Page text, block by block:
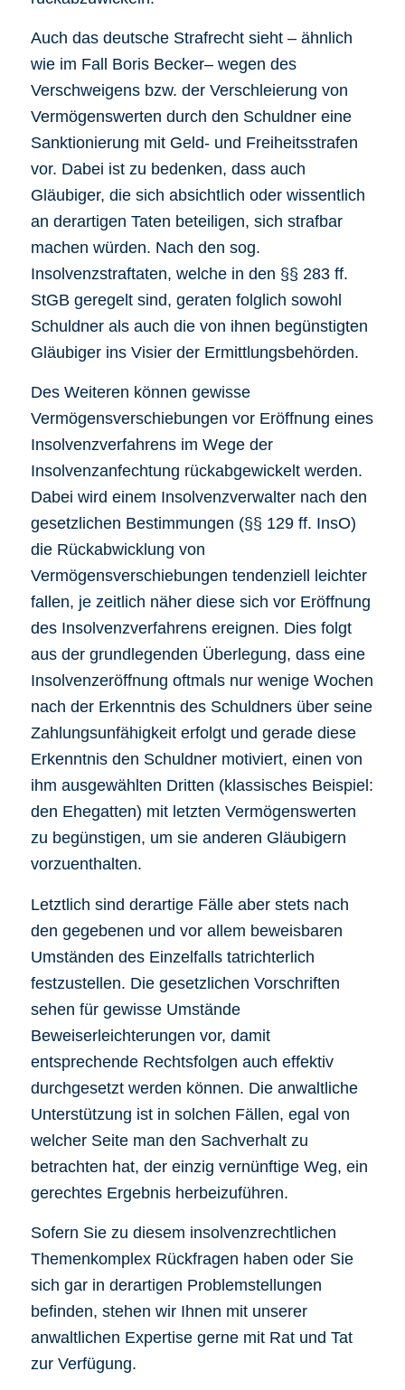
Auch das deutsche Strafrecht sieht – ähnlich
wie im Fall Boris Becker– wegen des
Verschweigens bzw. der Verschleierung von
Vermögenswerten durch den Schuldner eine
Sanktionierung mit Geld- und Freiheitsstrafen
vor. Dabei ist zu bedenken, dass auch
Gläubiger, die sich absichtlich oder wissentlich
an derartigen Taten beteiligen, sich strafbar
machen würden. Nach den sog.
Insolvenzstraftaten, welche in den §§ 283 ff.
StGB geregelt sind, geraten folglich sowohl
Schuldner als auch die von ihnen begünstigten
Gläubiger ins Visier der Ermittlungsbehörden.
Des Weiteren können gewisse
Vermögensverschiebungen vor Eröffnung eines
Insolvenzverfahrens im Wege der
Insolvenzanfechtung rückabgewickelt werden.
Dabei wird einem Insolvenzverwalter nach den
gesetzlichen Bestimmungen (§§ 129 ff. InsO)
die Rückabwicklung von
Vermögensverschiebungen tendenziell leichter
fallen, je zeitlich näher diese sich vor Eröffnung
des Insolvenzverfahrens ereignen. Dies folgt
aus der grundlegenden Überlegung, dass eine
Insolvenzeröffnung oftmals nur wenige Wochen
nach der Erkenntnis des Schuldners über seine
Zahlungsunfähigkeit erfolgt und gerade diese
Erkenntnis den Schuldner motiviert, einen von
ihm ausgewählten Dritten (klassisches Beispiel:
den Ehegatten) mit letzten Vermögenswerten
zu begünstigen, um sie anderen Gläubigern
vorzuenthalten.
Letztlich sind derartige Fälle aber stets nach
den gegebenen und vor allem beweisbaren
Umständen des Einzelfalls tatrichterlich
festzustellen. Die gesetzlichen Vorschriften
sehen für gewisse Umstände
Beweiserleichterungen vor, damit
entsprechende Rechtsfolgen auch effektiv
durchgesetzt werden können. Die anwaltliche
Unterstützung ist in solchen Fällen, egal von
welcher Seite man den Sachverhalt zu
betrachten hat, der einzig vernünftige Weg, ein
gerechtes Ergebnis herbeizuführen.
Sofern Sie zu diesem insolvenzrechtlichen
Themenkomplex Rückfragen haben oder Sie
sich gar in derartigen Problemstellungen
befinden, stehen wir Ihnen mit unserer
anwaltlichen Expertise gerne mit Rat und Tat
zur Verfügung.